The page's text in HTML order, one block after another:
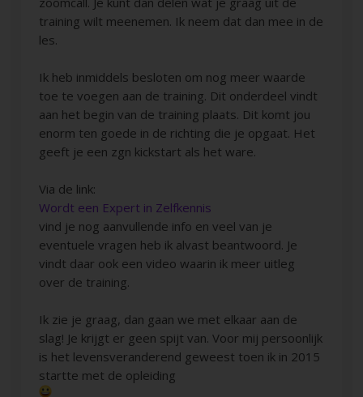
training wilt meenemen. Ik neem dat dan mee in de
les.
Ik heb inmiddels besloten om nog meer waarde
toe te voegen aan de training. Dit onderdeel vindt
aan het begin van de training plaats. Dit komt jou
enorm ten goede in de richting die je opgaat. Het
geeft je een zgn kickstart als het ware.
Via de link:
Wordt een Expert in Zelfkennis
vind je nog aanvullende info en veel van je
eventuele vragen heb ik alvast beantwoord. Je
vindt daar ook een video waarin ik meer uitleg
over de training.
Ik zie je graag, dan gaan we met elkaar aan de
slag! Je krijgt er geen spijt van. Voor mij persoonlijk
is het levensveranderend geweest toen ik in 2015
startte met de opleiding